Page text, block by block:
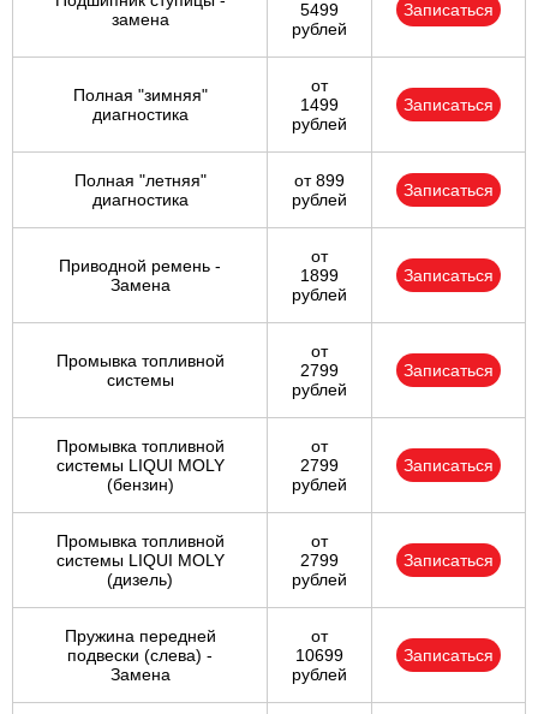
замена
5499
рублей
Записаться
Полная "зимняя"
диагностика
от
1499
рублей
Записаться
Полная "летняя"
диагностика
от 899
рублей
Записаться
Приводной ремень -
Замена
от
1899
рублей
Записаться
Промывка топливной
системы
от
2799
рублей
Записаться
Промывка топливной
системы LIQUI MOLY
(бензин)
от
2799
рублей
Записаться
Промывка топливной
системы LIQUI MOLY
(дизель)
от
2799
рублей
Записаться
Пружина передней
подвески (слева) -
Замена
от
10699
рублей
Записаться